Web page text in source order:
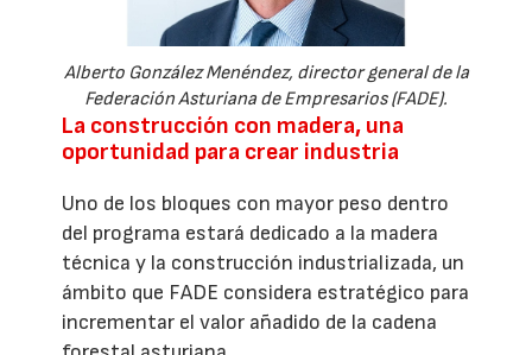
Alberto González Menéndez, director general de la
Federación Asturiana de Empresarios (FADE).
La construcción con madera, una
oportunidad para crear industria
Uno de los bloques con mayor peso dentro
del programa estará dedicado a la madera
técnica y la construcción industrializada, un
ámbito que FADE considera estratégico para
incrementar el valor añadido de la cadena